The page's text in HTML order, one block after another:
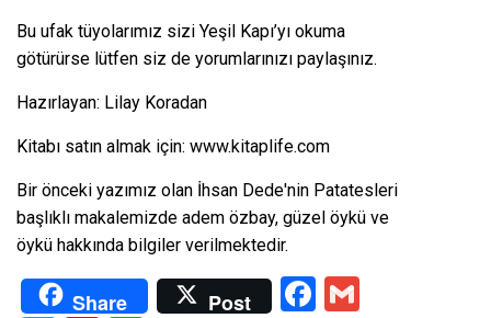
Bu ufak tüyolarımız sizi Yeşil Kapı’yı okuma
götürürse lütfen siz de yorumlarınızı paylaşınız.
Hazırlayan: Lilay Koradan
Kitabı satın almak için: www.kitaplife.com
Bir önceki yazımız olan İhsan Dede'nin Patatesleri
başlıklı makalemizde adem özbay, güzel öykü ve
öykü hakkında bilgiler verilmektedir.
Share Post Facebook